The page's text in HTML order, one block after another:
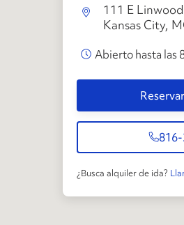
111 E
Kansas City,
Abierto hasta las
¿Busca alquiler de ida?